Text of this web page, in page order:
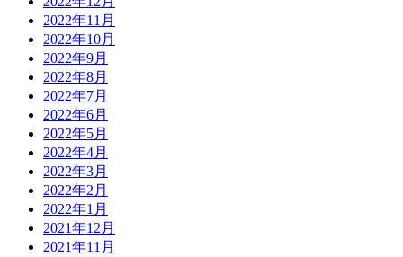
2022年11月
2022年10月
2022年9月
2022年8月
2022年7月
2022年6月
2022年5月
2022年4月
2022年3月
2022年2月
2022年1月
2021年12月
2021年11月